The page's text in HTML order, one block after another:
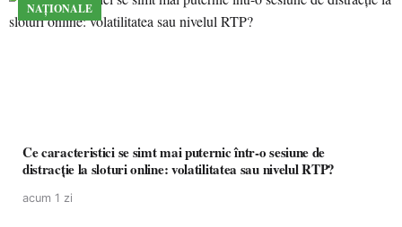
NAȚIONALE
Ce caracteristici se simt mai puternic într-o sesiune de
distracție la sloturi online: volatilitatea sau nivelul RTP?
acum 1 zi